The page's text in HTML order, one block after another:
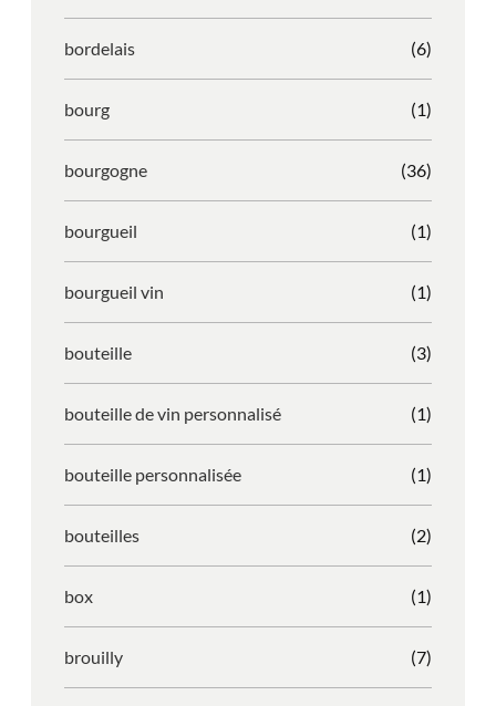
bordelais (6)
bourg (1)
bourgogne (36)
bourgueil (1)
bourgueil vin (1)
bouteille (3)
bouteille de vin personnalisé (1)
bouteille personnalisée (1)
bouteilles (2)
box (1)
brouilly (7)